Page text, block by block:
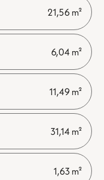
21,56 m²
6,04 m²
11,49 m²
31,14 m²
1,63 m²